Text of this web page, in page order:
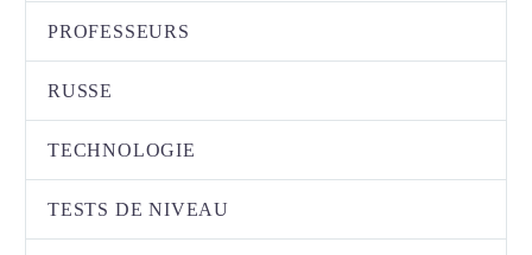
PROFESSEURS
RUSSE
TECHNOLOGIE
TESTS DE NIVEAU